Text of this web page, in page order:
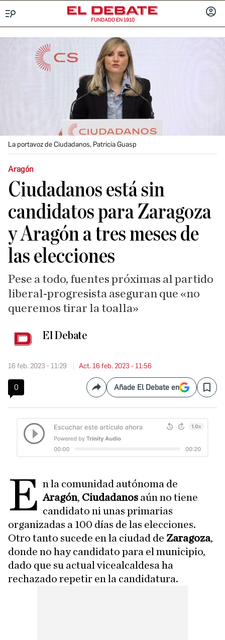
FUNDADO EN 1910
La portavoz de Ciudadanos, Patricia Guasp
Aragón
Ciudadanos está sin
candidatos para Zaragoza
y Aragón a tres meses de
las elecciones
Pese a todo, fuentes próximas al partido
liberal-progresista aseguran que «no
queremos tirar la toalla»
El Debate
16 feb. 2023 - 11:29 Act. 16 feb. 2023 - 11:56
0 CompartirAñade El Debate en Save
E n la comunidad autónoma de
Aragón, Ciudadanos aún no tiene
candidato ni unas primarias
organizadas a 100 días de las elecciones.
Otro tanto sucede en la ciudad de Zaragoza,
donde no hay candidato para el municipio,
dado que su actual vicealcaldesa ha
rechazado repetir en la candidatura.